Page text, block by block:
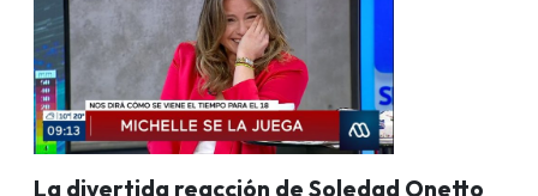
La divertida reacción de Soledad Onetto